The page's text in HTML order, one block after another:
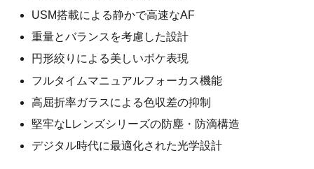
USM搭載による静かで高速なAF
重量とバランスを考慮した設計
円形絞りによる美しいボケ表現
フルタイムマニュアルフォーカス機能
高屈折率ガラスによる色収差の抑制
堅牢なLレンズシリーズの防塵・防滴構造
デジタル時代に最適化された光学設計